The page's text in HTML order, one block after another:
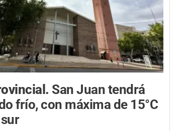
San Juan tendrá
frío, con máxima de 15°C